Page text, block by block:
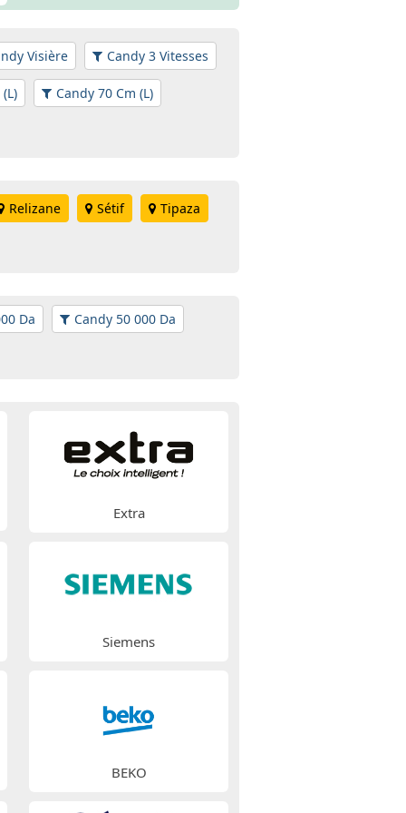
Visière Candy 3 Vitesses
Candy 70 Cm (L)
Relizane Sétif Tipaza
Da
Candy 50 000 Da
Extra
Siemens
BEKO